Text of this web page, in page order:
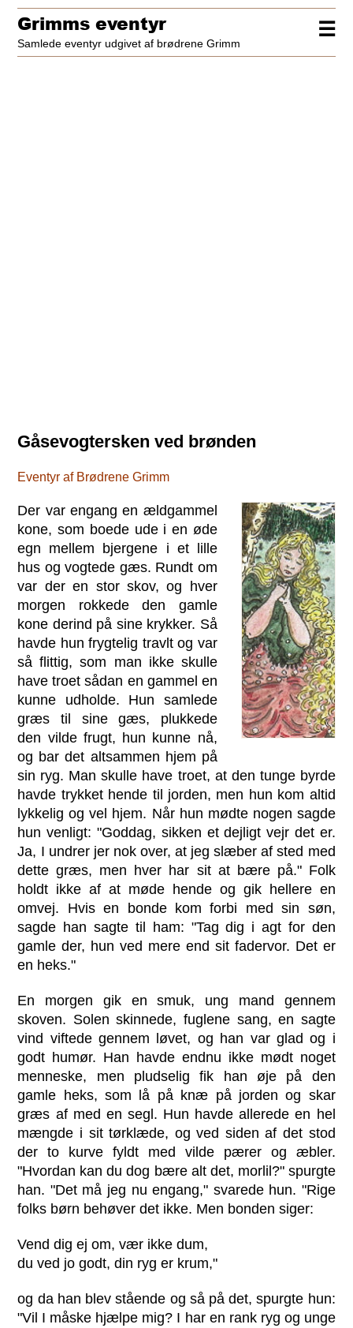
☰
Grimms eventyr
Samlede eventyr udgivet af brødrene Grimm
Gåsevogtersken ved brønden
Eventyr af Brødrene Grimm
Der var engang en ældgammel
kone, som boede ude i en øde
egn mellem bjergene i et lille
hus og vogtede gæs. Rundt om
var der en stor skov, og hver
morgen rokkede den gamle
kone derind på sine krykker. Så
havde hun frygtelig travlt og var
så flittig, som man ikke skulle
have troet sådan en gammel en
kunne udholde. Hun samlede
græs til sine gæs, plukkede
den vilde frugt, hun kunne nå,
og bar det altsammen hjem på
sin ryg. Man skulle have troet, at den tunge byrde
havde trykket hende til jorden, men hun kom altid
lykkelig og vel hjem. Når hun mødte nogen sagde
hun venligt: "Goddag, sikken et dejligt vejr det er.
Ja, I undrer jer nok over, at jeg slæber af sted med
dette græs, men hver har sit at bære på." Folk
holdt ikke af at møde hende og gik hellere en
omvej. Hvis en bonde kom forbi med sin søn,
sagde han sagte til ham: "Tag dig i agt for den
gamle der, hun ved mere end sit fadervor. Det er
en heks."
En morgen gik en smuk, ung mand gennem
skoven. Solen skinnede, fuglene sang, en sagte
vind viftede gennem løvet, og han var glad og i
godt humør. Han havde endnu ikke mødt noget
menneske, men pludselig fik han øje på den
gamle heks, som lå på knæ på jorden og skar
græs af med en segl. Hun havde allerede en hel
mængde i sit tørklæde, og ved siden af det stod
der to kurve fyldt med vilde pærer og æbler.
"Hvordan kan du dog bære alt det, morlil?" spurgte
han. "Det må jeg nu engang," svarede hun. "Rige
folks børn behøver det ikke. Men bonden siger:
Vend dig ej om, vær ikke dum,
du ved jo godt, din ryg er krum,"
og da han blev stående og så på det, spurgte hun:
"Vil I måske hjælpe mig? I har en rank ryg og unge